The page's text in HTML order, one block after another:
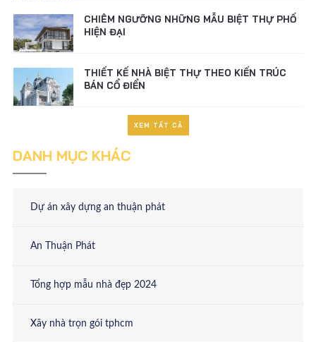
THIẾT KẾ NHÀ BIỆT THỰ THEO KIẾN TRÚC
BÁN CỔ ĐIỂN
ĐƠN GIÁ THIẾT KẾ BIỆT THỰ
LƯU Ý KHI THIẾT KẾ BIỆT THỰ THEO PHONG
BÁN CỔ ĐIỂN
ĐƠN GIÁ THIẾT KẾ BIỆT THỰ
XEM TẤT CẢ
DANH MỤC KHÁC
Dự án xây dựng an thuận phát
An Thuận Phát
Tổng hợp mẫu nhà đẹp 2024
Xây nhà trọn gói tphcm